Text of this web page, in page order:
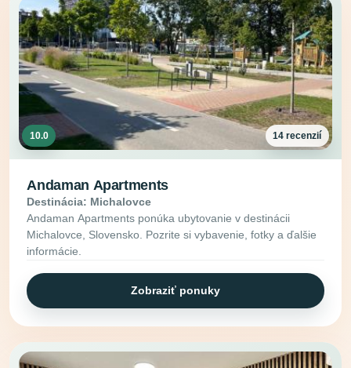
10.0 14 recenzií
Andaman Apartments
Destinácia: Michalovce
Andaman Apartments ponúka ubytovanie v destinácii
Michalovce, Slovensko. Pozrite si vybavenie, fotky a ďalšie
informácie.
Zobraziť ponuky